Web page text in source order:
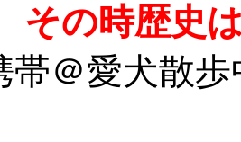
その時歴史
帯＠愛犬